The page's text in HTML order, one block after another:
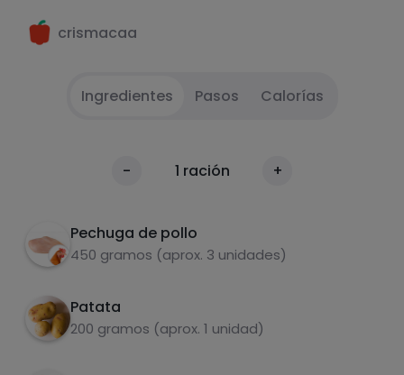
crismacaa
Ingredientes Pasos Calorías
- 1 ración +
Pechuga de pollo
450 gramos (aprox. 3 unidades)
Patata
200 gramos (aprox. 1 unidad)
Picar todo y saltear
3 huevo a la plancha